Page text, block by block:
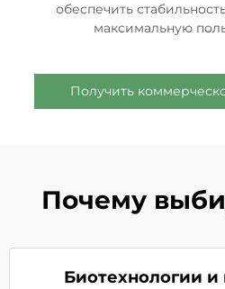
обеспечить
максимальную
Получить
Почему
Биотехнологии и